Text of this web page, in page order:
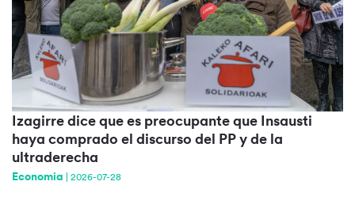
Izagirre dice que es preocupante que Insausti
haya comprado el discurso del PP y de la
ultraderecha
Economia 2026-07-28